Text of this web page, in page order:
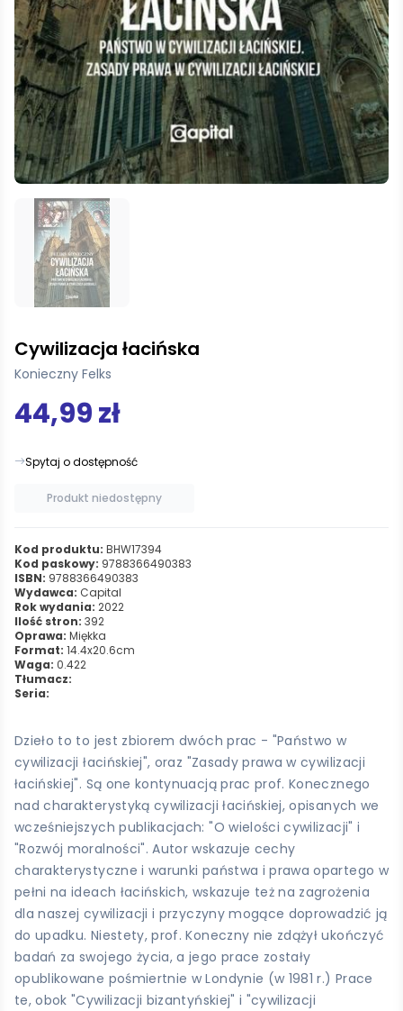
Cywilizacja łacińska
Konieczny Felks
44,99 zł
Spytaj o dostępność
Produkt niedostępny
Kod produktu: BHW17394
Kod paskowy: 9788366490383
ISBN: 9788366490383
Wydawca: Capital
Rok wydania: 2022
Ilość stron: 392
Oprawa: Miękka
Format: 14.4x20.6cm
Waga: 0.422
Tłumacz:
Seria:
Dzieło to to jest zbiorem dwóch prac - "Państwo w
cywilizacji łacińskiej", oraz "Zasady prawa w cywilizacji
łacińskiej". Są one kontynuacją prac prof. Konecznego
nad charakterystyką cywilizacji łacińskiej, opisanych we
wcześniejszych publikacjach: "O wielości cywilizacji" i
"Rozwój moralności". Autor wskazuje cechy
charakterystyczne i warunki państwa i prawa opartego w
pełni na ideach łacińskich, wskazuje też na zagrożenia
dla naszej cywilizacji i przyczyny mogące doprowadzić ją
do upadku. Niestety, prof. Koneczny nie zdążył ukończyć
badań za swojego życia, a jego prace zostały
opublikowane pośmiertnie w Londynie (w 1981 r.) Prace
te, obok "Cywilizacji bizantyńskiej" i "cywilizacji